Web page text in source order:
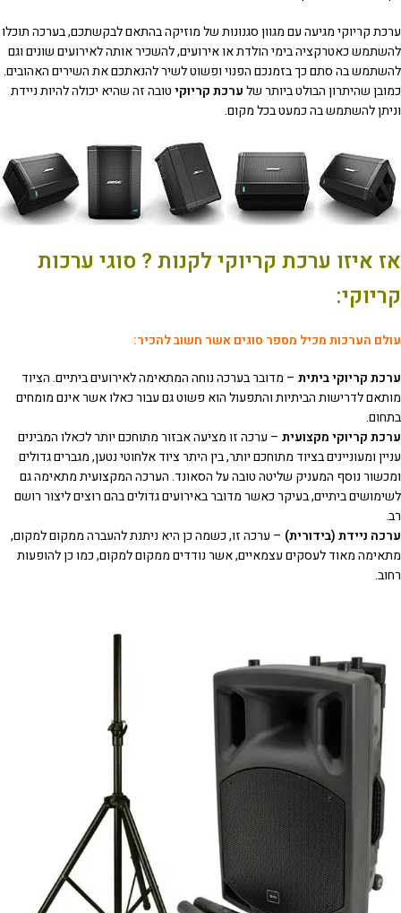
ערכת קריוקי מגיעה עם מגוון סגנונות של מוזיקה בהתאם לבקשתכם, בערכה תוכלו
להשתמש כאטרקציה בימי הולדת או אירועים, להשכיר אותה לאירועים שונים וגם
להשתמש בה סתם כך בזמנכם הפנוי ופשוט לשיר להנאתכם את השירים האהובים.
כמובן שהיתרון הבולט ביותר שלערכת קריוקיטובה זה שהיא יכולה להיות ניידת
וניתן להשתמש בה כמעט בכל מקום.
אז איזו ערכת קריוקי לקנות ? סוגי ערכות
קריוקי:
עולם הערכות מכיל מספר סוגים אשר חשוב להכיר:
ערכת קריוקי ביתית – מדובר בערכה נוחה המתאימה לאירועים ביתיים. הציוד
מותאם לדרישות הביתיות והתפעול הוא פשוט גם עבור כאלו אשר אינם מומחים
בתחום.
ערכת קריוקי מקצועית – ערכה זו מציעה אבזור מתוחכם יותר לכאלו המבינים
עניין ומעוניינים בציוד מתוחכם יותר, בין היתר ציוד אלחוטי נטען, מגברים גדולים
ומכשור נוסף המעניק שליטה טובה על הסאונד. הערכה המקצועית מתאימה גם
לשימושים ביתיים, בעיקר כאשר מדובר באירועים גדולים בהם רוצים ליצור רושם
רב.
ערכה ניידת (בידורית) – ערכה זו, כשמה כן היא ניתנת להעברה ממקום למקום,
מתאימה מאוד לעסקים עצמאיים, אשר נודדים ממקום למקום, כמו כן להופעות
רחוב.